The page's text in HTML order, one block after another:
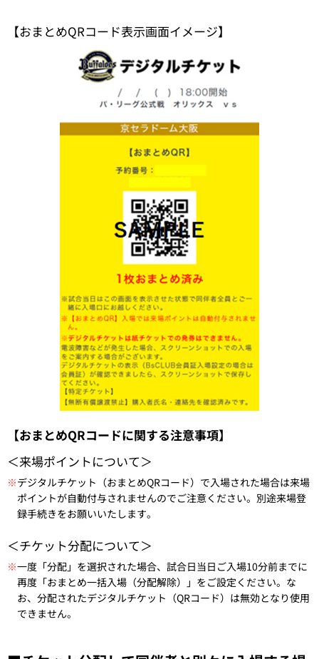
【おまとめQRコード表示画面イメージ】
【おまとめQRコードに関する注意事項】
＜来場ポイントについて＞
※デジタルチケット（おまとめQRコード）で入場された場合は来場
ポイントが自動付与されませんのでご注意ください。別途来場登
録手続きをお願いいたします。
＜チケット分配について＞
※一度「分配」を選択された場合、試合日当日ご入場10分前までに
再度「おまとめ一括入場（分配解除）」をご設定ください。な
お、分配されたデジタルチケット（QRコード）は無効となり使用
できません。